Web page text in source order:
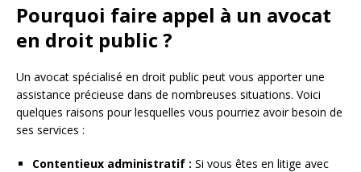
Pourquoi faire appel à un avocat
en droit public ?
Un avocat spécialisé en droit public peut vous apporter une
assistance précieuse dans de nombreuses situations. Voici
quelques raisons pour lesquelles vous pourriez avoir besoin de
ses services :
Contentieux administratif : Si vous êtes en litige avec